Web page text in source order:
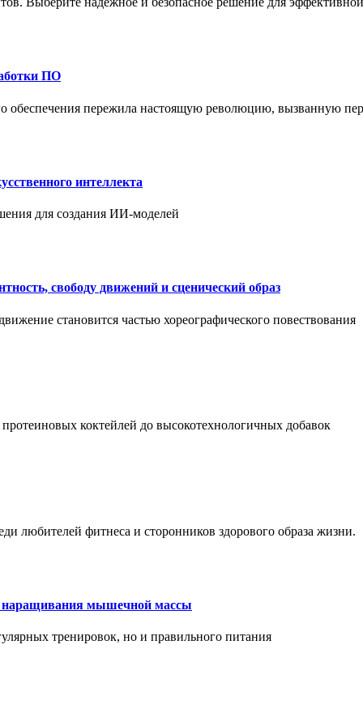
ПО
обеспечения пережила настоящую революцию, вызванную
интеллекта
для создания ИИ-моделей
свободу движений и сценический образ
становится частью хореографического повествования
коктейлей до высокотехнологичных добавок
любителей фитнеса и сторонников здорового образа жизни.
наращивания мышечной массы
тренировок, но и правильного питания